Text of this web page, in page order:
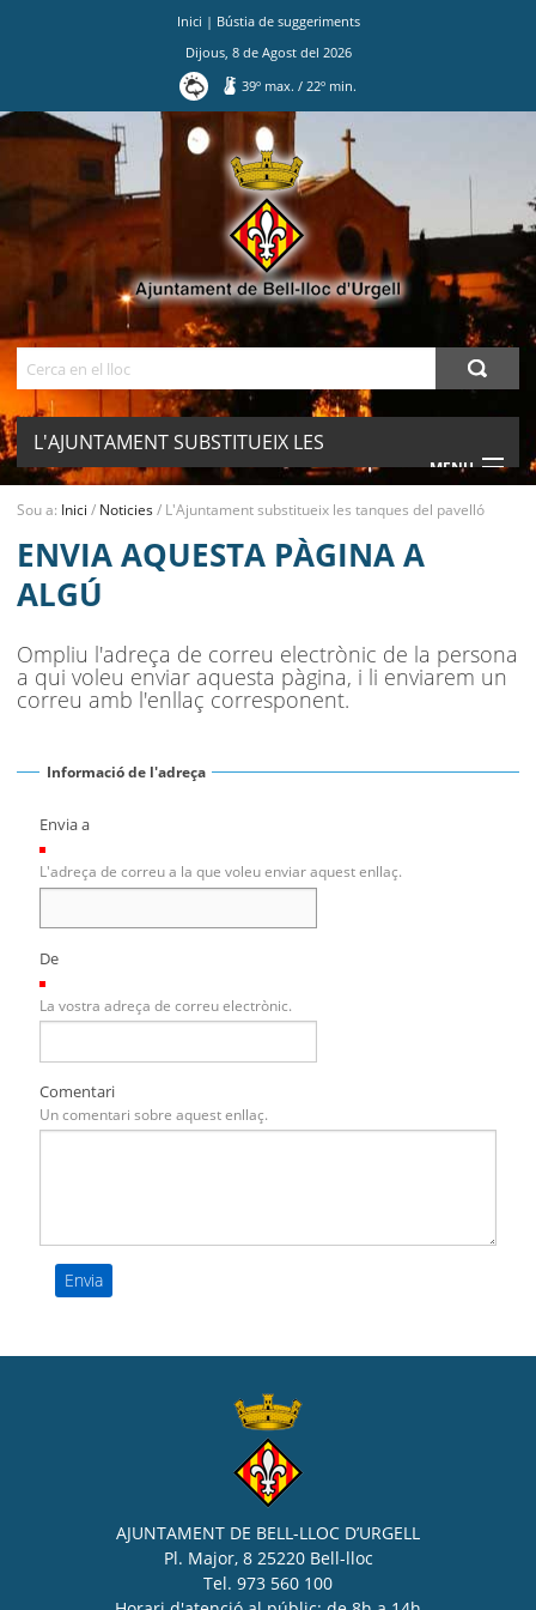
Inici | Bústia de suggeriments
Dijous, 8de Agostdel 2026
39º max./ 22º min.
L'AJUNTAMENT SUBSTITUEIX LES
TANQUES DEL PAVELLÓ
MENU
AJUNTAMENT
MUNICIPI
SEU ELECTRÒNICA
BELL-LLOC SOLUCIONA
Sou a: Inici / Noticies/ L'Ajuntament substitueix les tanques del pavelló
ENVIA AQUESTA PÀGINA A
ALGÚ
Ompliu l'adreça de correu electrònic de la persona
a qui voleu enviar aquesta pàgina, i li enviarem un
correu amb l'enllaç corresponent.
Informació de l'adreça
Envia a
L'adreça de correu a la que voleu enviar aquest enllaç.
De
La vostra adreça de correu electrònic.
Comentari
Un comentari sobre aquest enllaç.
AJUNTAMENT DE BELL-LLOC D’URGELL
Pl. Major, 8 25220 Bell-lloc
Tel. 973 560 100